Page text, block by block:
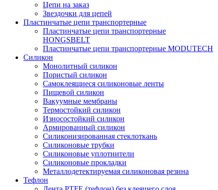
Цепи на заказ
Звездочки для цепей
Пластинчатые цепи транспортерные
Пластинчатые цепи транспортерные
HONGSBELT
Пластинчатые цепи транспортерные MODUTECH
Силикон
Монолитный силикон
Пористый силикон
Самоклеящиеся силиконовые ленты
Пищевой силикон
Вакуумные мембраны
Термостойкий силикон
Износостойкий силикон
Армированный силикон
Силиконизированная стеклоткань
Силиконовые трубки
Силиконовые уплотнители
Силиконовые прокладки
Металлодетектируемая силиконовая резина
Тефлон